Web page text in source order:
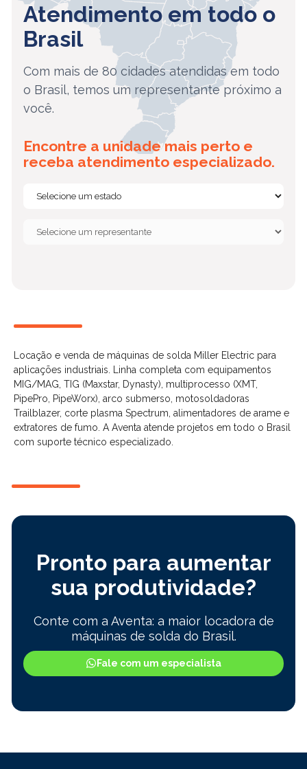
Atendimento em todo o
Brasil
Com mais de 80 cidades atendidas em todo
o Brasil, temos um representante próximo a
você.
Encontre a unidade mais perto e
receba atendimento especializado.
Locação e venda de máquinas de solda Miller Electric para
aplicações industriais. Linha completa com equipamentos
MIG/MAG, TIG (Maxstar, Dynasty), multiprocesso (XMT,
PipePro, PipeWorx), arco submerso, motosoldadoras
Trailblazer, corte plasma Spectrum, alimentadores de arame e
extratores de fumo. A Aventa atende projetos em todo o Brasil
com suporte técnico especializado.
Pronto para aumentar
sua produtividade?
Conte com a Aventa: a maior locadora de
máquinas de solda do Brasil.
Fale com um especialista